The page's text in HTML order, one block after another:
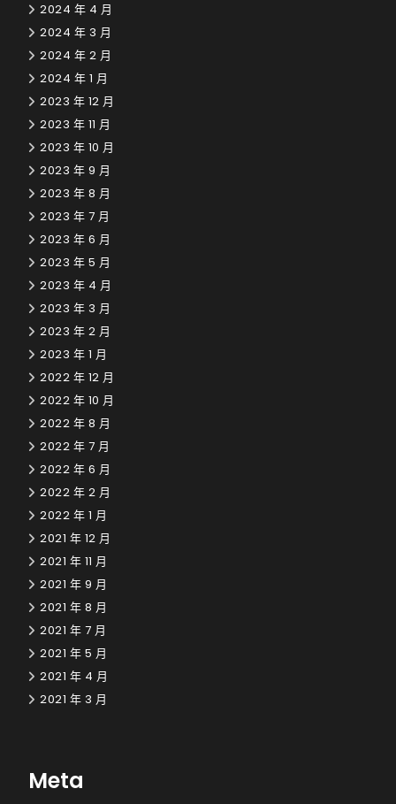
2024 年 4 月
2024 年 3 月
2024 年 2 月
2024 年 1 月
2023 年 12 月
2023 年 11 月
2023 年 10 月
2023 年 9 月
2023 年 8 月
2023 年 7 月
2023 年 6 月
2023 年 5 月
2023 年 4 月
2023 年 3 月
2023 年 2 月
2023 年 1 月
2022 年 12 月
2022 年 10 月
2022 年 8 月
2022 年 7 月
2022 年 6 月
2022 年 2 月
2022 年 1 月
2021 年 12 月
2021 年 11 月
2021 年 9 月
2021 年 8 月
2021 年 7 月
2021 年 5 月
2021 年 4 月
2021 年 3 月
Meta